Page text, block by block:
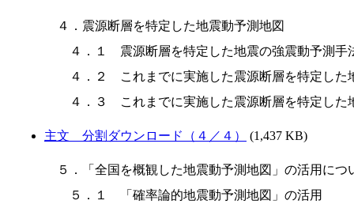
４．震源断層を特定した地震動予測地図
４．１　震源断層を特定した地震の強震動予測手
４．２　これまでに実施した震源断層を特定した
主文 分割ダウンロード（４／４） (1,437 KB)
５．「全国を概観した地震動予測地図」の活用につ
５．１　「確率論的地震動予測地図」の活用